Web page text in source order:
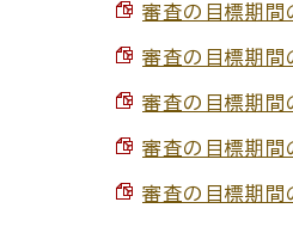
審査の目標期間
審査の目標期間
審査の目標期間
審査の目標期間
審査の目標期間